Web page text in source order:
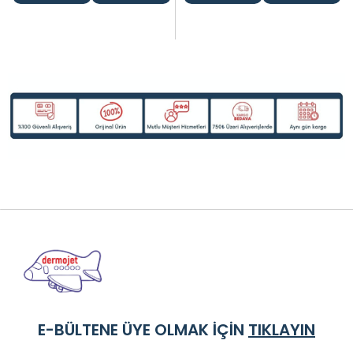
E-BÜLTENE ÜYE OLMAK İÇİN TIKLAYIN